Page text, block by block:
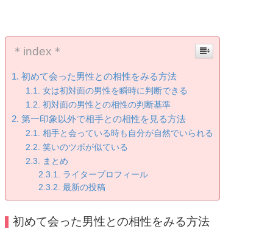
＊index＊
初めて会った男性との相性をみる方法
女は初対面の男性を瞬時に判断できる
初対面の男性との相性の判断基準
第一印象以外で相手との相性を見る方法
相手と会っている時も自分が自然でいられる
笑いのツボが似ている
まとめ
ライタープロフィール
最新の投稿
初めて会った男性との相性をみる方法